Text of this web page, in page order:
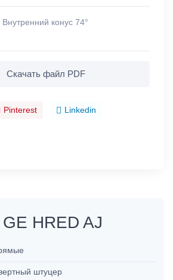
Внутренний конус 74°
Скачать файл PDF
Pinterest Linkedin
HRED AJ
штуцер